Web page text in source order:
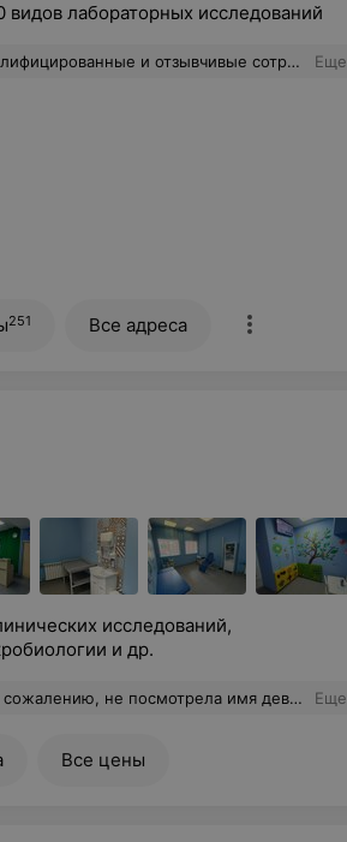
видов лабораторных исследований
и отзывчивые сотрудники. Кровь берут безболезненно. Результат супер быстро Еще
251 Все адреса
исследований,
и др.
Пожалуйста, передайте ей большое спасибо за ее понимание и доброту к таким боящимся людям, как я:) Еще
Все цены